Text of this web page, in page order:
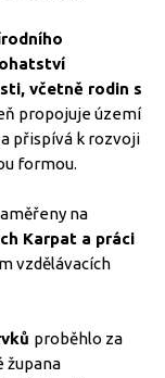
včetně rodin s
propojuje území
a přispívá k rozvoji
formou.
na
Karpat a práci
vzdělávacích
proběhlo za
župana